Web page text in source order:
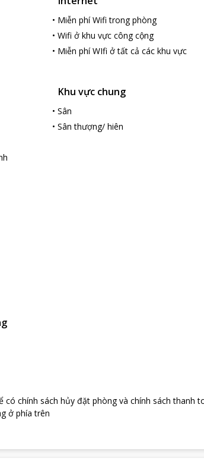
• Miễn phí Wifi trong phòng
•Wifi ở khu vực công cộng
• Miễn phí WIfi ở tất cả các khu vực
Khu vực chung
•Sân
•Sân thượng/ hiên
có chính sách hủy đặt phòng và chính sách thanh
ở phía trên